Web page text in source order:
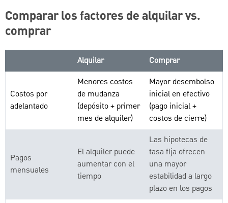
Comparar los factores de alquilar vs.
comprar
Alquilar Comprar
Costos por
adelantado
Menores costos
de mudanza
(depósito + primer
mes de alquiler)
Mayor desembolso
inicial en efectivo
(pago inicial +
costos de cierre)
Pagos
mensuales
El alquiler puede
aumentar con el
tiempo
Las hipotecas de
tasa fija ofrecen
una mayor
estabilidad a largo
plazo en los pagos